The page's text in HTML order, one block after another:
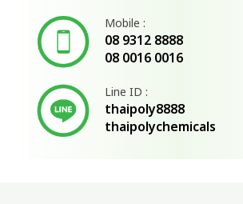
Mobile :
08 9312 8888
08 0016 0016
Line ID :
thaipoly8888
thaipolychemicals